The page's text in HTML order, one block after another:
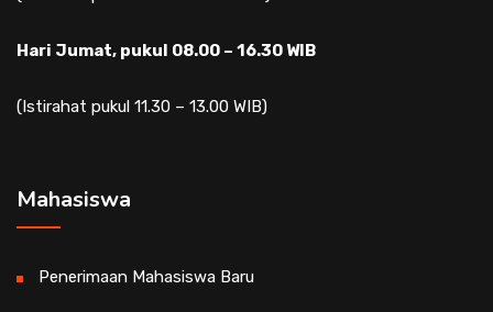
Hari Jumat, pukul 08.00 – 16.30 WIB
(Istirahat pukul 11.30 – 13.00 WIB)
Mahasiswa
Penerimaan Mahasiswa Baru